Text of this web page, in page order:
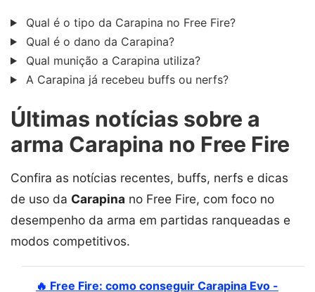
Qual é o tipo da Carapina no Free Fire?
Qual é o dano da Carapina?
Qual munição a Carapina utiliza?
A Carapina já recebeu buffs ou nerfs?
Últimas notícias sobre a
arma Carapina no Free Fire
Confira as notícias recentes, buffs, nerfs e dicas
de uso da Carapina no Free Fire, com foco no
desempenho da arma em partidas ranqueadas e
modos competitivos.
🔥 Free Fire: como conseguir Carapina Evo -